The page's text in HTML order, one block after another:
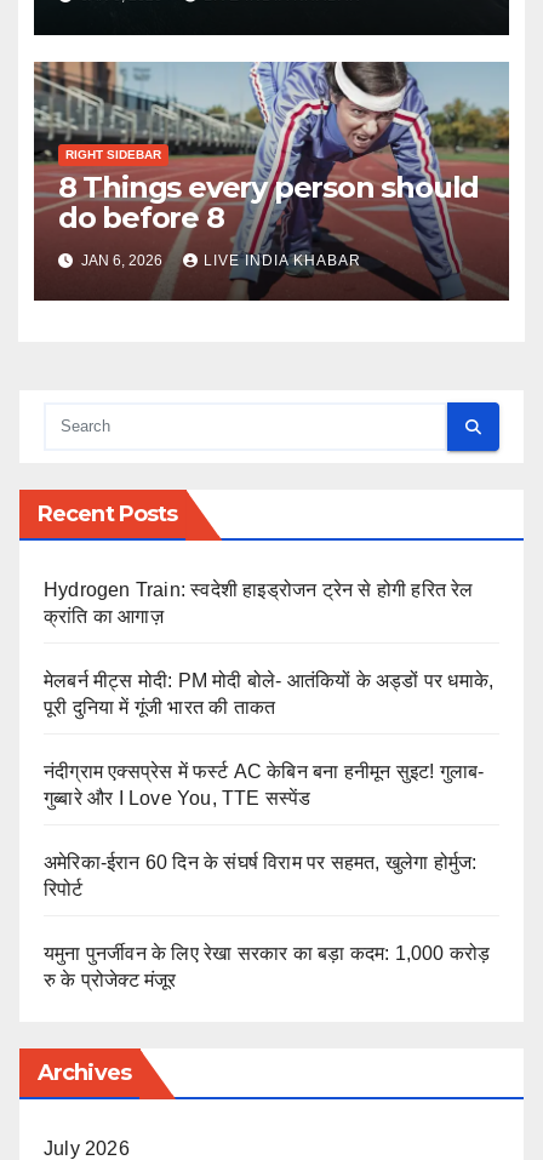
RIGHT SIDEBAR
8 Things every person should
do before 8
JAN 6, 2026 LIVE INDIA KHABAR
Recent Posts
Hydrogen Train: स्वदेशी हाइड्रोजन ट्रेन से होगी हरित रेल
क्रांति का आगाज़
मेलबर्न मीट्स मोदी: PM मोदी बोले- आतंकियों के अड्डों पर धमाके,
पूरी दुनिया में गूंजी भारत की ताकत
नंदीग्राम एक्सप्रेस में फर्स्ट AC केबिन बना हनीमून सुइट! गुलाब-
गुब्बारे और I Love You, TTE सस्पेंड
अमेरिका-ईरान 60 दिन के संघर्ष विराम पर सहमत, खुलेगा होर्मुज:
रिपोर्ट
यमुना पुनर्जीवन के लिए रेखा सरकार का बड़ा कदम: 1,000 करोड़
रु के प्रोजेक्ट मंजूर
Archives
July 2026